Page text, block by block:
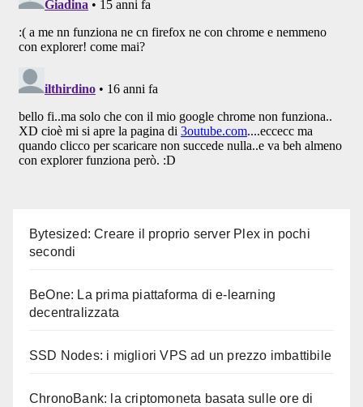
Bytesized: Creare il proprio server Plex in pochi
secondi
BeOne: La prima piattaforma di e-learning
decentralizzata
SSD Nodes: i migliori VPS ad un prezzo imbattibile
ChronoBank: la criptomoneta basata sulle ore di